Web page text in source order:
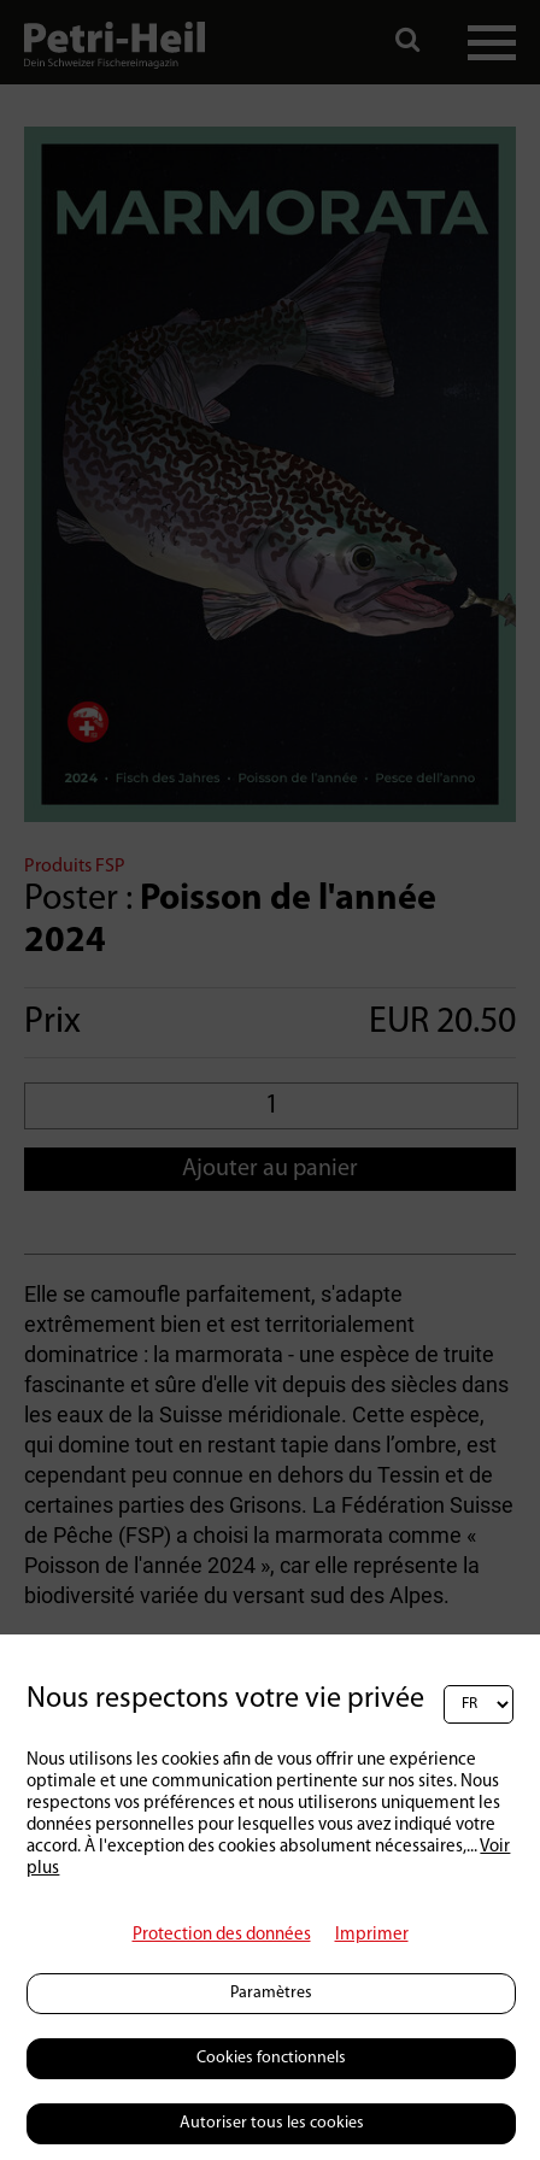
Produits FSP
Poster : Poisson de l'année
2024
Prix EUR 20.50
Ajouter au panier
Elle se camoufle parfaitement, s'adapte
extrêmement bien et est territorialement
dominatrice : la marmorata - une espèce de truite
fascinante et sûre d'elle vit depuis des siècles dans
les eaux de la Suisse méridionale. Cette espèce,
qui domine tout en restant tapie dans l’ombre, est
cependant peu connue en dehors du Tessin et de
certaines parties des Grisons. La Fédération Suisse
de Pêche (FSP) a choisi la marmorata comme «
Poisson de l'année 2024 », car elle représente la
biodiversité variée du versant sud des Alpes.
Retour à l'aperçu
Nous respectons votre vie privée
Nous utilisons les cookies afin de vous offrir une expérience
optimale et une communication pertinente sur nos sites. Nous
respectons vos préférences et nous utiliserons uniquement les
données personnelles pour lesquelles vous avez indiqué votre
accord. À l'exception des cookies absolument nécessaires,...Voir
plus
Protection des données Imprimer
Paramètres
Cookies fonctionnels
Autoriser tous les cookies